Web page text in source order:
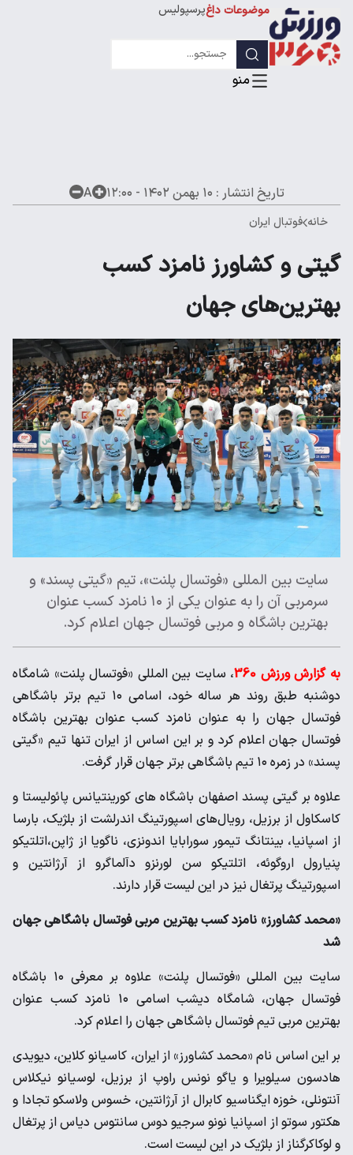
موضوعات داغپرسپولیس
لیگ قهرمانان
تاریخ انتشار : ۱۰ بهمن ۱۴۰۲ - ۱۲:۰۰ A
خانه فوتبال ایران
گیتی و کشاورز نامزد کسب
بهترین‌های جهان
سایت بین المللی «فوتسال پلنت»، تیم «گیتی پسند» و
سرمربی آن را به عنوان یکی از ۱۰ نامزد کسب عنوان
بهترین باشگاه و مربی فوتسال جهان اعلام کرد.
به گزارش ورزش 360
، سایت بین المللی «فوتسال پلنت» شامگاه
دوشنبه طبق روند هر ساله خود، اسامی ۱۰ تیم برتر باشگاهی
فوتسال جهان را به عنوان نامزد کسب عنوان بهترین باشگاه
فوتسال جهان اعلام کرد و بر این اساس از ایران تنها تیم «گیتی
پسند» در زمره ۱۰ تیم باشگاهی برتر جهان قرار گرفت.
علاوه بر گیتی پسند اصفهان باشگاه ‌های کورینتیانس پائولیستا و
کاسکاول از برزیل، رویال‌های اسپورتینگ اندرلشت از بلژیک، بارسا
از اسپانیا، بینتانگ تیمور سورابایا اندونزی، ناگویا از ژاپن،اتلتیکو
پنیارول اروگوئه، اتلتیکو سن لورنزو دآلماگرو از آرژانتین و
اسپورتینگ پرتغال نیز در این لیست قرار دارند.
«محمد کشاورز» نامزد کسب بهترین مربی فوتسال باشگاهی جهان
شد
سایت بین المللی «فوتسال پلنت» علاوه بر معرفی ۱۰ باشگاه
فوتسال جهان، شامگاه دیشب اسامی ۱۰ نامزد کسب عنوان
بهترین مربی تیم فوتسال باشگاهی جهان را اعلام کرد.
بر این اساس نام «محمد کشاورز» از ایران، کاسیانو کلاین، دیویدی
هادسون سیلویرا و یاگو نونس راوپ از برزیل، لوسیانو نیکلاس
آنتونلی، خوزه ایگناسیو کابرال از آرژانتین، خسوس ولاسکو تجادا و
هکتور سوتو از اسپانیا نونو سرجیو دوس سانتوس دیاس از پرتغال
و لوکاکرگناز از بلژیک در این لیست است.